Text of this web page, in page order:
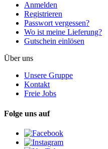
Anmelden
Registrieren
Passwort vergessen?
Wo ist meine Lieferung?
Gutschein einlösen
Über uns
Unsere Gruppe
Kontakt
Freie Jobs
Folge uns auf